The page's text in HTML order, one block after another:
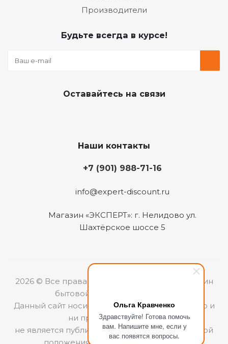
Ольга Кравченко
Здравствуйте! Готова помочь
вам. Напишите мне, если у
вас появятся вопросы.
Производители
Будьте всегда в курсе!
Оставайтесь на связи
Наши контакты
+7 (901) 988-71-16
info@expert-discount.ru
Магазин «ЭКСПЕРТ»: г. Нелидово ул.
Шахтёрское шоссе 5
2026 © Все права защищены. Интернет-магазин
бытовой техники «ЭКСПЕРТ».
Данный сайт носит информационный характер и
ни при каких условиях
не является публичной офертой, определяемой